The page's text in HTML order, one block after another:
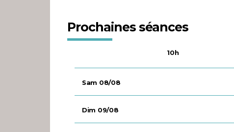
Prochaines séances
10h
Sam 08/08
Dim 09/08